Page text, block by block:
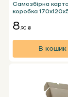
Самозбірна
коробка
8.90 ₴
В кошик